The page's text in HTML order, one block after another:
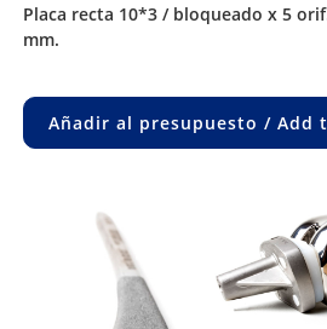
placa recta 10*3 / bloqueado x 5 orif. p/ø 3,5 mm. long.62
mm.
Añadir al presupuesto / Add